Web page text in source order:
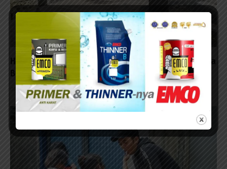
Hasil Karya TMMD, Bikin Bangku Beton untuk Warga
Bersantai
09/08/2026 - 15:30